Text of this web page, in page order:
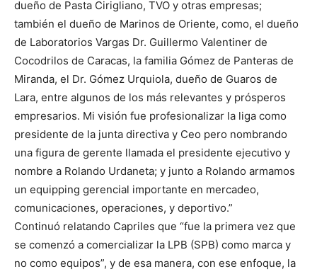
dueño de Pasta Cirigliano, TVO y otras empresas;
también el dueño de Marinos de Oriente, como, el dueño
de Laboratorios Vargas Dr. Guillermo Valentiner de
Cocodrilos de Caracas, la familia Gómez de Panteras de
Miranda, el Dr. Gómez Urquiola, dueño de Guaros de
Lara, entre algunos de los más relevantes y prósperos
empresarios. Mi visión fue profesionalizar la liga como
presidente de la junta directiva y Ceo pero nombrando
una figura de gerente llamada el presidente ejecutivo y
nombre a Rolando Urdaneta; y junto a Rolando armamos
un equipping gerencial importante en mercadeo,
comunicaciones, operaciones, y deportivo.”
Continuó relatando Capriles que “fue la primera vez que
se comenzó a comercializar la LPB (SPB) como marca y
no como equipos”, y de esa manera, con ese enfoque, la